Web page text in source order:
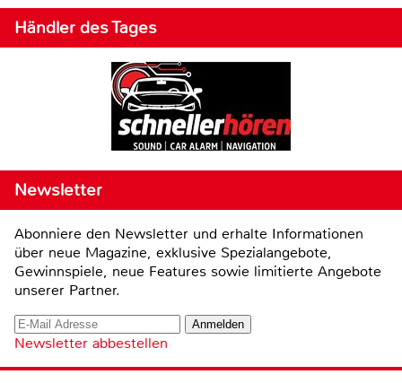
Händler des Tages
Newsletter
Abonniere den Newsletter und erhalte Informationen
über neue Magazine, exklusive Spezialangebote,
Gewinnspiele, neue Features sowie limitierte Angebote
unserer Partner.
Newsletter abbestellen